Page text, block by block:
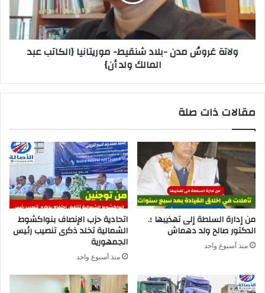
ولاتة عَروسُ مدن -بلاد شنقيط- موريتانيا {الكاتب عبد
المالك ولد أن}
مقالات ذات صلة
من إدارة السلطة إلى تهذيبها ؛.
الدكتور صالح ولد دهماش
منذ أسبوع واحد
اتحادية حزب الإنصاف بنواكشوط
الشمالية تخلد ذكرى تنصيب رئيس
الجمهورية
منذ أسبوع واحد